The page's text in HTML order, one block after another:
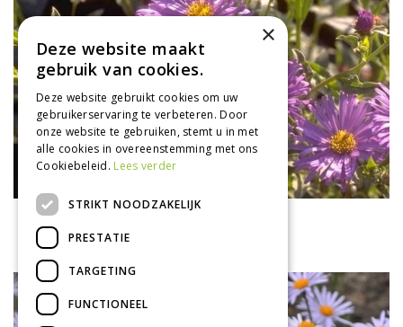
Aster
×
Deze website maakt
gebruik van cookies.
Deze website gebruikt cookies om uw
gebruikerservaring te verbeteren. Door
onze website te gebruiken, stemt u in met
alle cookies in overeenstemming met ons
Cookiebeleid. Lees verder
STRIKT NOODZAKELIJK
PRESTATIE
TARGETING
FUNCTIONEEL